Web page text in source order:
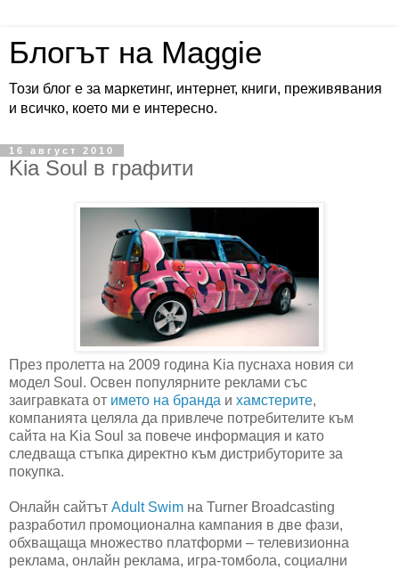
Блогът на Maggie
Този блог е за маркетинг, интернет, книги, преживявания
и всичко, което ми е интересно.
16 август 2010
Kia Soul в графити
През пролетта на 2009 година Kia пуснаха новия си
модел Soul. Освен популярните реклами със
заигравката от името на бранда и хамстерите,
компанията целяла да привлече потребителите към
сайта на Kia Soul за повече информация и като
следваща стъпка директно към дистрибуторите за
покупка.
Онлайн сайтът Adult Swim на Turner Broadcasting
разработил промоционална кампания в две фази,
обхващаща множество платформи – телевизионна
реклама, онлайн реклама, игра-томбола, социални